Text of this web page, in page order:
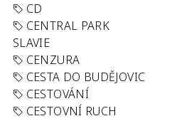
CD
CENTRAL PARK
SLAVIE
CENZURA
CESTA DO BUDĚJOVIC
CESTOVÁNÍ
CESTOVNÍ RUCH